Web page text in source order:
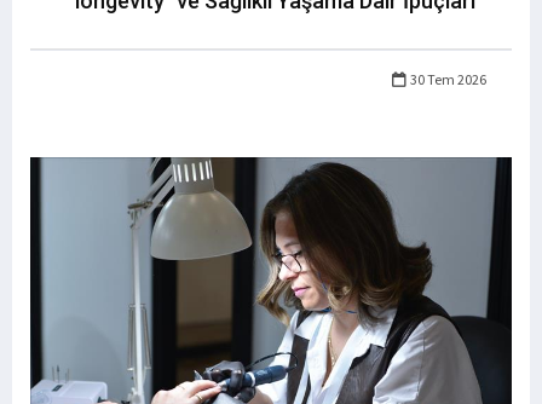
30 Tem 2026